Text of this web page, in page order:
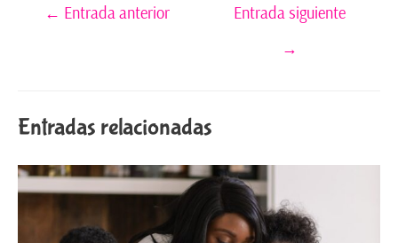
← Entrada anterior
Entrada siguiente
→
Entradas relacionadas